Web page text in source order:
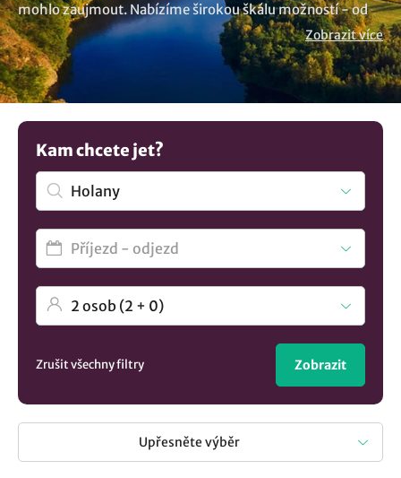
mohlo zaujmout. Nabízíme širokou škálu možností - od
útulných penzionů, apartmánů, chat až po luxusní hotely,
které zajistí, že vaše dovolená bude přesně podle vašich
představ. Nechte se inspirovat našimi tipy na ubytování a
nezapomeňte využít atraktivní slevy, které získáte přímo
od majitele. Ať už hledáte romantické místo pro dva,
chcete prožít dovolenou plnou zážitků s rodinou, nebo si
jen potřebujete odpočinout od každodenního shonu, u nás
najdete to pravé místo pro váš pobyt. Sledujte také naše
last minute nabídky, díky kterým můžete ušetřit a zároveň
si užít nezapomenutelnou dovolenou v destinaci Holany.
Začněte plánovat svůj odpočinek už dnes a nezapomeňte,
že ubytování si můžete objednat bez stravy nebo se snídaní
či polopenzí. Mrkněte na naše tipy v obci Holany a okolí.
Namátkou vybíráme následující možnosti:
Zobrazit více
Kam chcete jet?
Zrušit všechny filtry Zobrazit
Upřesněte výběr